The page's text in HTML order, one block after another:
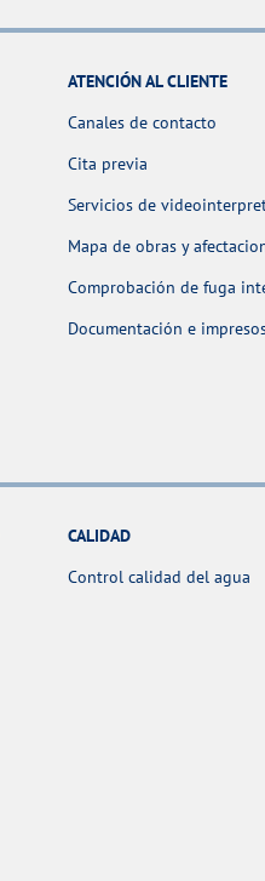
ATENCIÓN AL CLIENTE
Canales de contacto
Cita previa
Servicios de
Mapa de obras y
Comprobación de fuga
Documentación e
CALIDAD
Control calidad del agua